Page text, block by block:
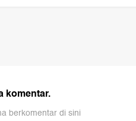
komentar.
berkomentar di sini